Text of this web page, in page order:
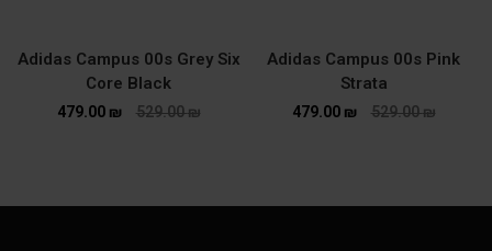
Adidas Campus 00s Pink
Strata
529.00₪
479.00 ₪
Adidas Campus 00s Grey Six
Core Black
529.00₪
479.00 ₪